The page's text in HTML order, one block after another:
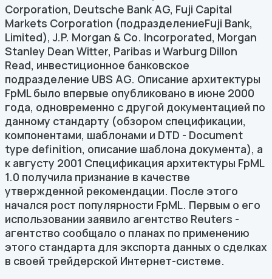
Corporation, Deutsche Bank AG, Fuji Capital
Markets Corporation (подразделениеFuji Bank,
Limited), J.P. Morgan & Co. Incorporated, Morgan
Stanley Dean Witter, Paribas и Warburg Dillon
Read, инвестиционное банковское
подразделение UBS AG. Описание архитектуры
FpML было впервые опубликовано в июне 2000
года, одновременно с другой документацией по
данному стандарту (обзором спецификации,
компонентами, шаблонами и DTD - Document
type definition, описание шаблона документа), а
к августу 2001 Спецификация архитектуры FpML
1.0 получила признание в качестве
утвержденной рекомендации. После этого
начался рост популярности FpML. Первым о его
использовании заявило агентство Reuters -
агентство сообщало о планах по применению
этого стандарта для экспорта данных о сделках
в своей трейдерской Интернет-системе.